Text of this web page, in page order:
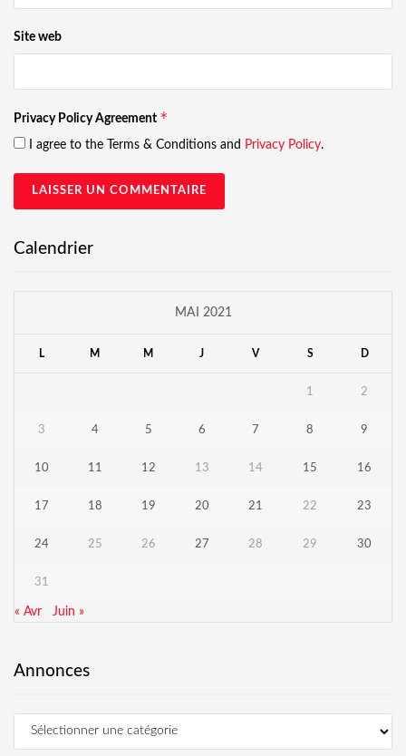
Site web
Privacy Policy Agreement *
I agree to the Terms & Conditions and Privacy Policy.
Calendrier
MAI 2021
L M M J V S D
1 2
3 4 5 6 7 8 9
10 11 12 13 14 15 16
17 18 19 20 21 22 23
24 25 26 27 28 29 30
31
« Avr Juin »
Annonces